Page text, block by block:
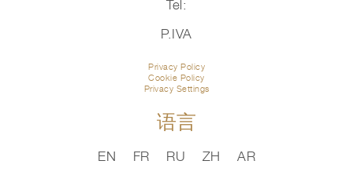
Tel:
P.IVA
Privacy Policy
Cookie Policy
Privacy Settings
语言
EN FR RU ZH AR